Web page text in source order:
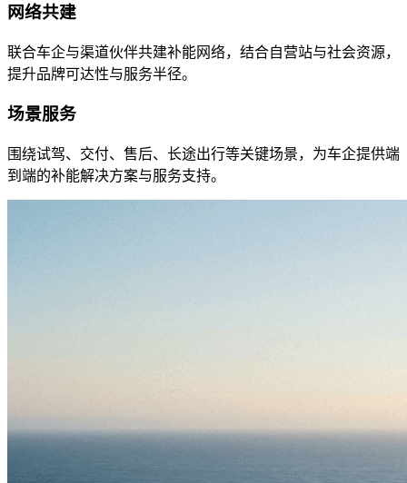
网络共建
联合车企与渠道伙伴共建补能网络，结合自营站与社会资源，
提升品牌可达性与服务半径。
场景服务
围绕试驾、交付、售后、长途出行等关键场景，为车企提供端
到端的补能解决方案与服务支持。